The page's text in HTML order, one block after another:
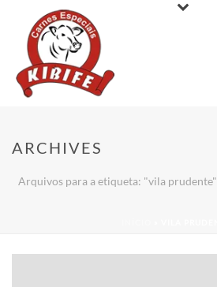
ARCHIVES
Arquivos para a etiqueta: "vila prudente"